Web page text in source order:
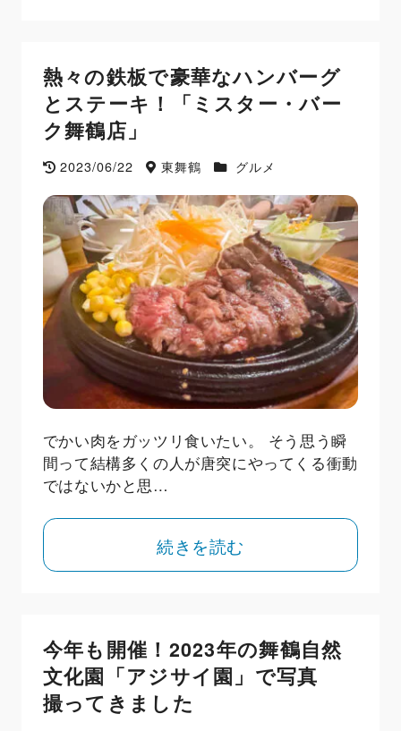
熱々の鉄板で豪華なハンバーグ
とステーキ！「ミスター・バー
ク舞鶴店」
2023/06/22 東舞鶴 グルメ
でかい肉をガッツリ食いたい。 そう思う瞬
間って結構多くの人が唐突にやってくる衝動
ではないかと思…
続きを読む
今年も開催！2023年の舞鶴自然
文化園「アジサイ園」で写真
撮ってきました